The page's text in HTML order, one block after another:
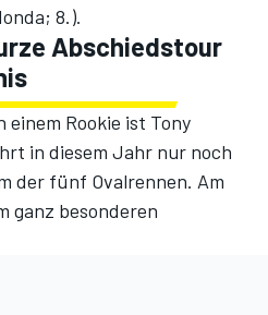
8.).
Abschiedstour
einem Rookie ist Tony
in diesem Jahr nur noch
der fünf Ovalrennen. Am
ganz besonderen